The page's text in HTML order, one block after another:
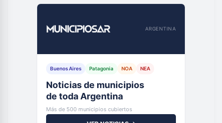
ARGENTINA
Buenos Aires Patagonia NOA NEA
Noticias de municipios
de toda Argentina
Más de 500 municipios cubiertos